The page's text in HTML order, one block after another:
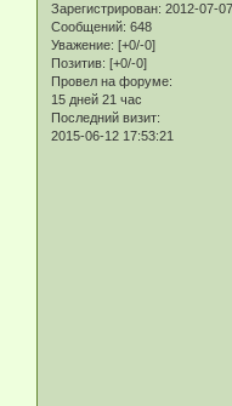
Зарегистрирован: 2012-07-07
Сообщений: 648
Уважение: [+0/-0]
Позитив: [+0/-0]
Провел на форуме:
15 дней 21 час
Последний визит:
2015-06-12 17:53:21